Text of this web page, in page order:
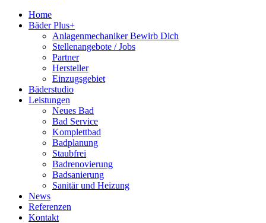
Home
Bäder Plus+
Anlagenmechaniker Bewirb Dich
Stellenangebote / Jobs
Partner
Hersteller
Einzugsgebiet
Bäderstudio
Leistungen
Neues Bad
Bad Service
Komplettbad
Badplanung
Staubfrei
Badrenovierung
Badsanierung
Sanitär und Heizung
News
Referenzen
Kontakt